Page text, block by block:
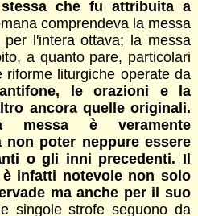
che fu attribuita a
comprendeva la messa
l'intera ottava; la messa
a quanto pare, particolari
riforme liturgiche operate da
le orazioni e la
ancora quelle originali.
messa è veramente
poter neppure essere
o gli inni precedenti. Il
infatti notevole non solo
ma anche per il suo
singole strofe seguono da